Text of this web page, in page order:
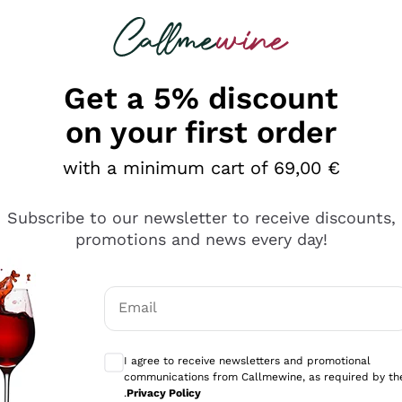
looking for
è male ma secondo me ci sono alternative che
Get a 5% discount
on your first order
with a minimum cart of 69,00 €
Subscribe to our newsletter to receive discounts,
promotions and news every day!
Email
I agree to receive newsletters and promotional
communications from Callmewine, as required by
.Privacy Policy